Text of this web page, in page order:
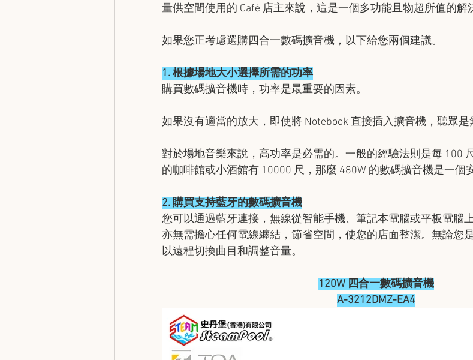
量供空間使用的 Café 店主來說，這是一個多功能且物超所值的解
如果您正考慮選購四合一數碼擴音機，以下給您兩個建議。
1.⁠ ⁠根據場地大小選擇所需的功率
購買數碼擴音機時，功率是最重要的因素。
如果沒有適當的放大，即使將 Notebook 直接插入擴音機，聽眾是
對於場地音樂來說，高功率是必需的。一般的經驗法則是每 100
的咖啡館或小酒館有 10000 尺，那麼 480W 的數碼擴音機是一個
2.⁠ ⁠購買支持藍牙的數碼擴音機
您可以通過藍牙連接，無線從智能手機、筆記本電腦或平板電腦
亦無需擔心任何電線纏結，節省空間，使您的店面整潔。無論您
以遠程切換曲目和調整音量。
120W 四合一數碼擴音機
A-3212DMZ-EA4